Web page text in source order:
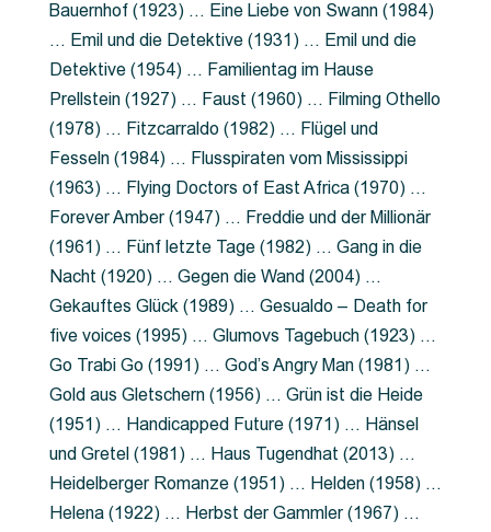
Bauernhof (1923) … Eine Liebe von Swann (1984)
… Emil und die Detektive (1931) … Emil und die
Detektive (1954) … Familientag im Hause
Prellstein (1927) … Faust (1960) … Filming Othello
(1978) … Fitzcarraldo (1982) … Flügel und
Fesseln (1984) … Flusspiraten vom Mississippi
(1963) … Flying Doctors of East Africa (1970) …
Forever Amber (1947) … Freddie und der Millionär
(1961) … Fünf letzte Tage (1982) … Gang in die
Nacht (1920) … Gegen die Wand (2004) …
Gekauftes Glück (1989) … Gesualdo – Death for
five voices (1995) … Glumovs Tagebuch (1923) …
Go Trabi Go (1991) … God’s Angry Man (1981) …
Gold aus Gletschern (1956) … Grün ist die Heide
(1951) … Handicapped Future (1971) … Hänsel
und Gretel (1981) … Haus Tugendhat (2013) …
Heidelberger Romanze (1951) … Helden (1958) …
Helena (1922) … Herbst der Gammler (1967) …